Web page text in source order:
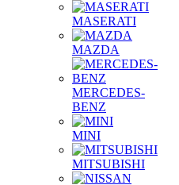
MASERATI
MAZDA
MERCEDES-
BENZ
MINI
MITSUBISHI